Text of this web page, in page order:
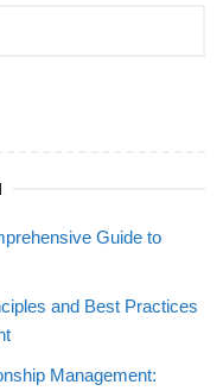
Guide to
and Best Practices
Management: